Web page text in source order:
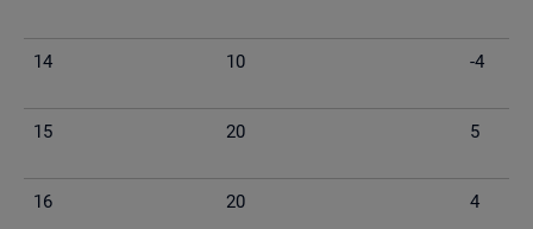
14 10 -4
15 20 5
16 20 4